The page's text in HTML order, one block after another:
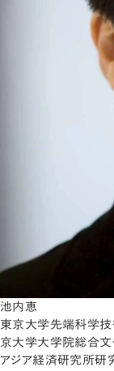
池内恵
東京大学先端科学技
京大学大学院総合
アジア経済研究所研